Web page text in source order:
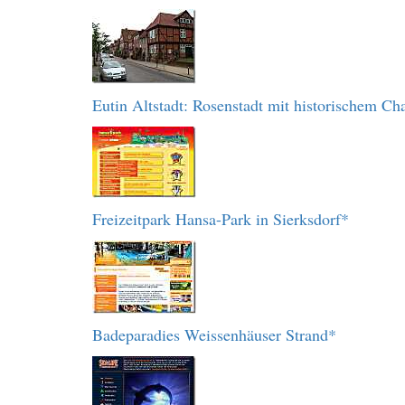
Eutin Altstadt: Rosenstadt mit historischem
Freizeitpark Hansa-Park in Sierksdorf*
Badeparadies Weissenhäuser Strand*